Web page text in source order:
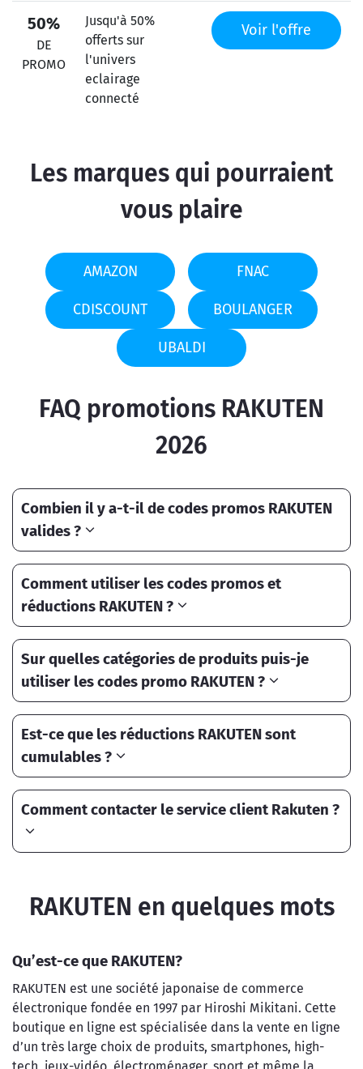
50%
DE
PROMO
Jusqu'à 50%
offerts sur
l'univers
eclairage
connecté
Voir l'offre
Les marques qui pourraient
vous plaire
AMAZON FNAC
CDISCOUNT BOULANGER
UBALDI
FAQ promotions RAKUTEN
2026
Combien il y a-t-il de codes promos RAKUTEN
valides ?
Comment utiliser les codes promos et
réductions RAKUTEN ?
Sur quelles catégories de produits puis-je
utiliser les codes promo RAKUTEN ?
Est-ce que les réductions RAKUTEN sont
cumulables ?
Comment contacter le service client Rakuten ?
RAKUTEN en quelques mots
Qu’est-ce que RAKUTEN?
RAKUTEN est une société japonaise de commerce
électronique fondée en 1997 par Hiroshi Mikitani. Cette
boutique en ligne est spécialisée dans la vente en ligne
d’un très large choix de produits, smartphones, high-